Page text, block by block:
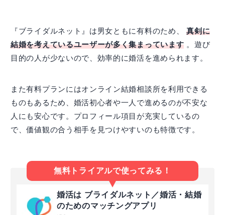
『ブライダルネット』は男女ともに有料のため、真剣に
結婚を考えているユーザーが多く集まっています 。遊び
目的の人が少ないので、効率的に婚活を進められます。
また有料プランにはオンライン結婚相談所を利用できる
ものもあるため、婚活初心者や一人で進めるのが不安な
人にも安心です。プロフィール項目が充実しているの
で、価値観の合う相手を見つけやすいのも特徴です。
無料トライアルで使ってみる！
婚活は ブライダルネット／婚活・結婚
のためのマッチングアプリ